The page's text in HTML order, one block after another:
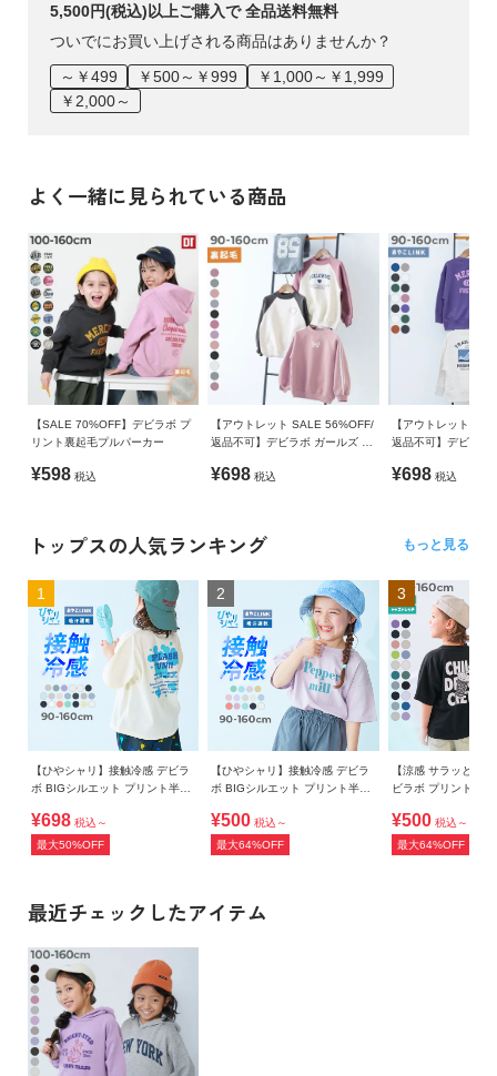
5,500円(税込)以上ご購入で 全品送料無料
ついでにお買い上げされる商品はありませんか？
～￥499
￥500～￥999
￥1,000～￥1,999
￥2,000～
よく一緒に見られている商品
【SALE 70%OFF】デビラボ プ
リント裏起毛プルパーカー
¥598 税込
【アウトレット SALE 56%OFF/
返品不可】デビラボ ガールズ プ
ー
¥698 税込
【アウトレット
返品不可】デビラボ
¥698 税込
トップスの人気ランキング もっと見る
1
【ひやシャリ】接触冷感 デビラ
ボ BIGシルエット プリント半袖
¥698 税込～
最大50%OFF
2
【ひやシャリ】接触冷感 デビラ
ボ BIGシルエット プリント半袖
¥500 税込～
最大64%OFF
3
【涼感 サラッとメ
ビラボ プリント 半
¥500 税込～
最大64%OFF
最近チェックしたアイテム